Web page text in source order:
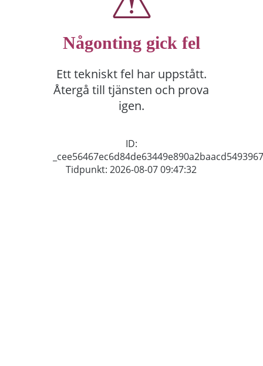
Någonting gick fel
Ett tekniskt fel har uppstått.
Återgå till tjänsten och prova
igen.
ID:
Tidpunkt: 2026-08-07 09:47:32